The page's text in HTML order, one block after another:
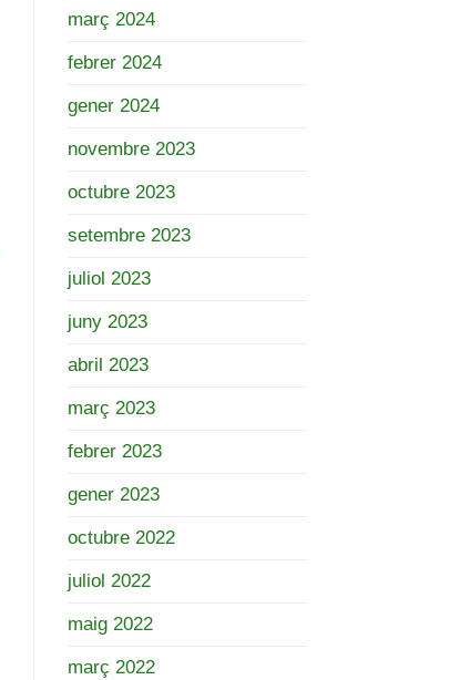
març 2024
febrer 2024
gener 2024
novembre 2023
octubre 2023
setembre 2023
juliol 2023
juny 2023
abril 2023
març 2023
febrer 2023
gener 2023
octubre 2022
juliol 2022
maig 2022
març 2022